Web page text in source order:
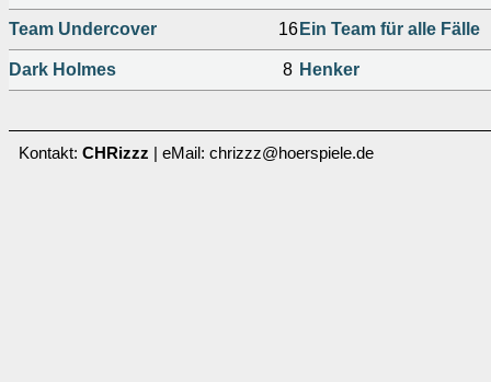
Team Undercover 16 Ein Team für alle Fälle
Dark Holmes 8 Henker
Kontakt: CHRizzz | eMail: chrizzz@hoerspiele.de